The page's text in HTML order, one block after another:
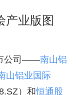
产业版图
公司——南山铝
山铝业国际
）和恒通股